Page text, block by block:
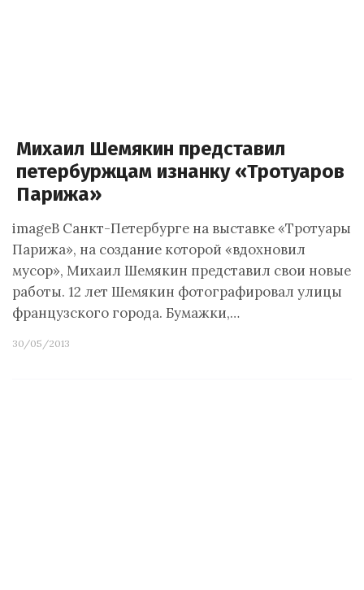
Михаил Шемякин представил
петербуржцам изнанку «Тротуаров
Парижа»
imageВ Санкт-Петербурге на выставке «Тротуары
Парижа», на создание которой «вдохновил
мусор», Михаил Шемякин представил свои новые
работы. 12 лет Шемякин фотографировал улицы
французского города. Бумажки,…
30/05/2013